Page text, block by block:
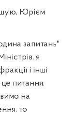
Юрієм
запитань"
я
і інші
питання,
на
то